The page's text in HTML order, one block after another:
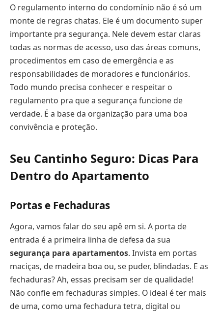
O regulamento interno do condomínio não é só um
monte de regras chatas. Ele é um documento super
importante pra segurança. Nele devem estar claras
todas as normas de acesso, uso das áreas comuns,
procedimentos em caso de emergência e as
responsabilidades de moradores e funcionários.
Todo mundo precisa conhecer e respeitar o
regulamento pra que a segurança funcione de
verdade. É a base da organização para uma boa
convivência e proteção.
Seu Cantinho Seguro: Dicas Para
Dentro do Apartamento
Portas e Fechaduras
Agora, vamos falar do seu apê em si. A porta de
entrada é a primeira linha de defesa da sua
segurança para apartamentos. Invista em portas
maciças, de madeira boa ou, se puder, blindadas. E as
fechaduras? Ah, essas precisam ser de qualidade!
Não confie em fechaduras simples. O ideal é ter mais
de uma, como uma fechadura tetra, digital ou